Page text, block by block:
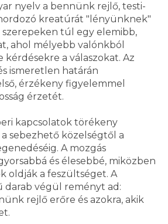
nyelv a bennünk rejlő, testi-
kreatúrát "lényünknek"
szerepeken túl egy elemibb,
ahol mélyebb valónkból
a válaszokat. Az
ismeretlen határán
érzékeny figyelemmel
érzetét.
kapcsolatok törékeny
sebezhető közelségtől a
A mozgás
és élesebbé, miközben
oldják a feszültséget. A
darab végül reményt ad:
rejlő erőre és azokra, akik